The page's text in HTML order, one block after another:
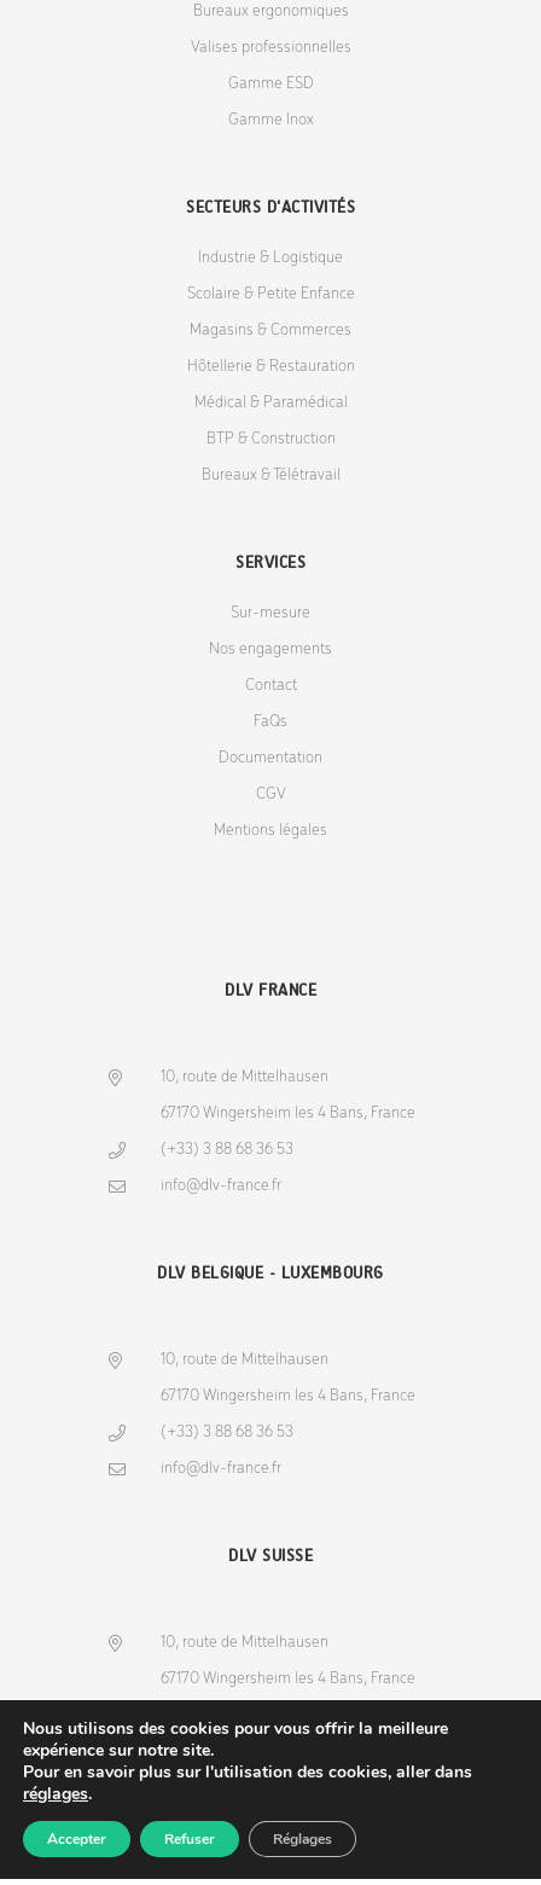
Produits Recherche Commande
Bureaux ergonomiques
Valises professionnelles
Gamme ESD
Gamme Inox
SECTEURS D'ACTIVITÉS
Industrie & Logistique
Scolaire & Petite Enfance
Magasins & Commerces
Hôtellerie & Restauration
Médical & Paramédical
BTP & Construction
Bureaux & Télétravail
SERVICES
Sur-mesure
Nos engagements
Contact
FaQs
Documentation
CGV
Mentions légales
DLV FRANCE
10, route de Mittelhausen
67170 Wingersheim les 4 Bans, France
(+33) 3 88 68 36 53
info@dlv-france.fr
DLV BELGIQUE - LUXEMBOURG
10, route de Mittelhausen
67170 Wingersheim les 4 Bans, France
(+33) 3 88 68 36 53
info@dlv-france.fr
DLV SUISSE
10, route de Mittelhausen
67170 Wingersheim les 4 Bans, France
info@dlv-france.fr
Nous utilisons des cookies pour vous offrir la meilleure
expérience sur notre site.
Pour en savoir plus sur l'utilisation des cookies, aller dans
réglages.
Accepter Refuser Réglages